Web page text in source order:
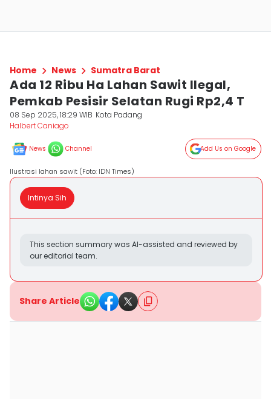
Home News Sumatra Barat
Ada 12 Ribu Ha Lahan Sawit Ilegal,
Pemkab Pesisir Selatan Rugi Rp2,4 T
08 Sep 2025, 18:29 WIB Kota Padang
Halbert Caniago
News Channel Add Us on Google
Ilustrasi lahan sawit (Foto: IDN Times)
Intinya Sih
This section summary was AI-assisted and reviewed by
our editorial team.
Share Article